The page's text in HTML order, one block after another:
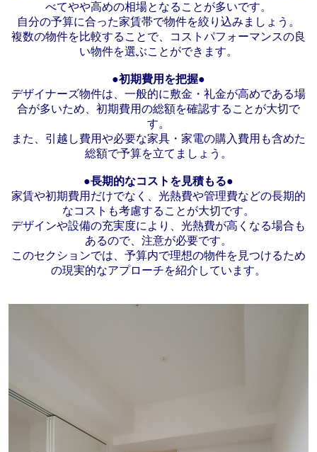
べてやや高めの相場となることが多いです。
自分の予算に合った家賃帯で物件を絞り込みましょう。
複数の物件を比較することで、コストパフォーマンスの良
い物件を選ぶことができます。
●初期費用を把握●
デザイナーズ物件は、一般的に敷金・礼金が高めである場
合が多いため、初期費用の総額を確認することが大切で
す。
また、引越し費用や必要な家具・家電の購入費用も含めた
総額で予算を立てましょう。
●長期的なコストを見積もる●
家賃や初期費用だけでなく、光熱費や管理費などの長期的
なコストも考慮することが大切です。
デザインや設備の充実度により、光熱費が高くなる場合も
あるので、注意が必要です。
このセクションでは、予算内で理想の物件を見つけるため
の現実的なアプローチを紹介しています。